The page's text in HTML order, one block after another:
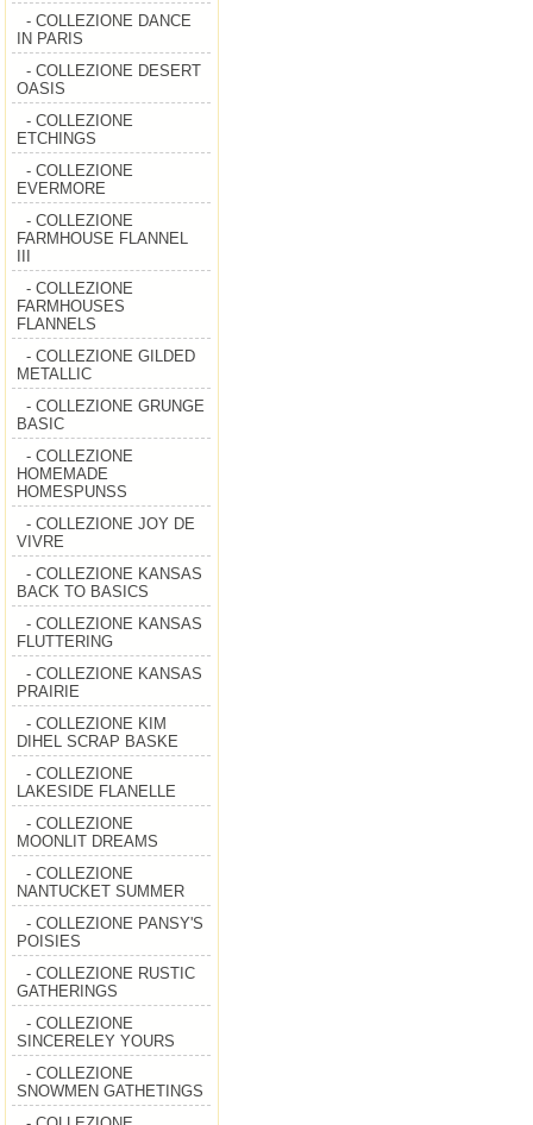
- COLLEZIONE DANCE
IN PARIS
- COLLEZIONE DESERT
OASIS
- COLLEZIONE
ETCHINGS
- COLLEZIONE
EVERMORE
- COLLEZIONE
FARMHOUSE FLANNEL
- COLLEZIONE
FARMHOUSES
FLANNELS
- COLLEZIONE GILDED
METALLIC
- COLLEZIONE GRUNGE
BASIC
- COLLEZIONE
HOMEMADE
HOMESPUNSS
- COLLEZIONE JOY DE
VIVRE
- COLLEZIONE KANSAS
BACK TO BASICS
- COLLEZIONE KANSAS
FLUTTERING
- COLLEZIONE KANSAS
PRAIRIE
- COLLEZIONE KIM
DIHEL SCRAP BASKE
- COLLEZIONE
LAKESIDE FLANELLE
- COLLEZIONE
MOONLIT DREAMS
- COLLEZIONE
NANTUCKET SUMMER
- COLLEZIONE PANSY'S
POISIES
- COLLEZIONE RUSTIC
GATHERINGS
- COLLEZIONE
SINCERELEY YOURS
- COLLEZIONE
SNOWMEN GATHETINGS